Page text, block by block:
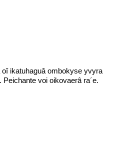
oî ikatuhaguâ ombokyse yvyra
voi oikovaerâ ra´e.